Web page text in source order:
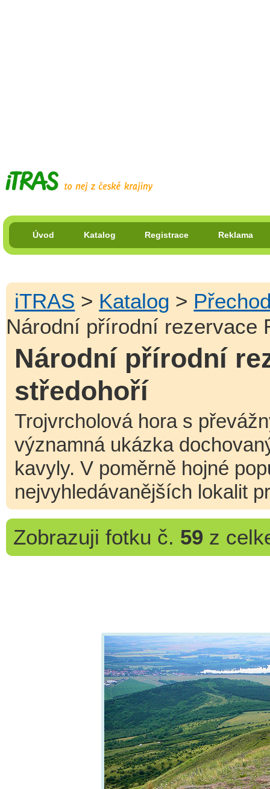
Úvod Katalog Registrace Reklama
iTRAS > Katalog >
Národní přírodní rezervace
Národní přírodní
středohoří
Trojvrcholová hora s
významná ukázka
kavyly. V poměrně hojné
nejvyhledávanějších lokalit
Zobrazuji fotku č. 59z